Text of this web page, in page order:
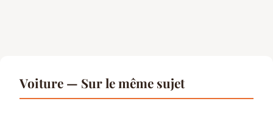
Voiture — Sur le même sujet